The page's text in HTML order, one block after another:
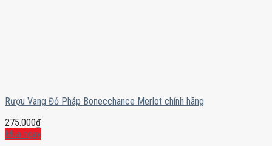
Rượu Vang Đỏ Pháp Bonecchance Merlot chính hãng
275.000₫
Mua ngay